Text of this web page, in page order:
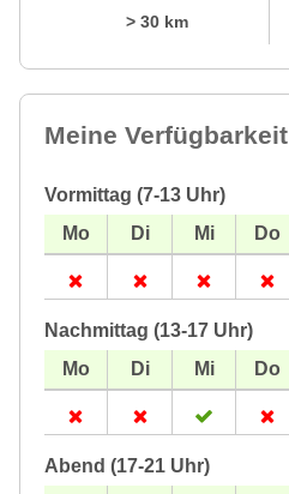
> 30 km
Meine Verfügbarkeit
Vormittag (7-13 Uhr)
Nachmittag (13-17 Uhr)
Abend (17-21 Uhr)